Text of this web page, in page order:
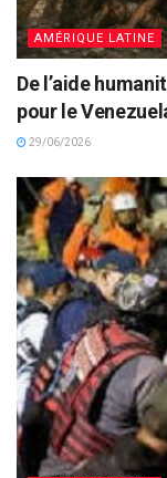
AMÉRIQUE LATINE
De l’aide
pour le
29/06/2026